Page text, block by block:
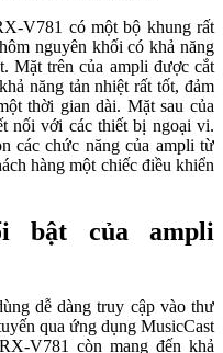
V781 có một bộ khung rất
nguyên khối có khả năng
Mặt trên của ampli được cắt
năng tản nhiệt rất tốt, đảm
thời gian dài. Mặt sau của
nối với các thiết bị ngoại vi.
các chức năng của ampli từ
hàng một chiếc điều khiển
bật của ampli
dễ dàng truy cập vào thư
qua ứng dụng MusicCast
V781 còn mang đến khả